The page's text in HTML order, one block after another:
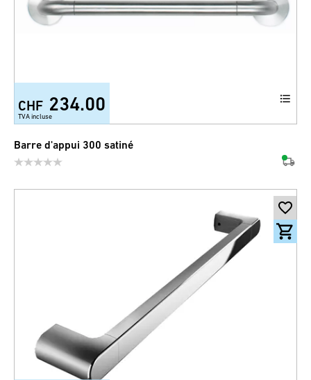
CHF 234.00
TVA incluse
Barre d'appui 300 satiné